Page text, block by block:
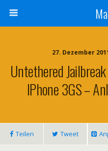
27. Dezember
Untethered
IPhone 3GS –
Teilen Tweet